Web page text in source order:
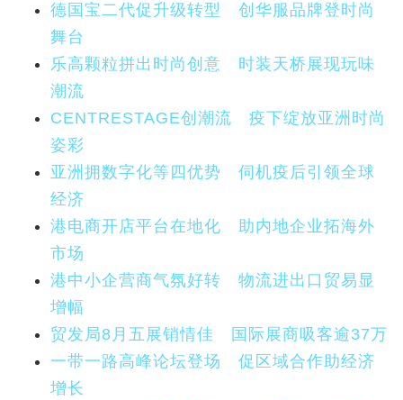
德国宝二代促升级转型 创华服品牌登时尚
舞台
乐高颗粒拼出时尚创意 时装天桥展现玩味
潮流
CENTRESTAGE创潮流 疫下绽放亚洲时尚
姿彩
亚洲拥数字化等四优势 伺机疫后引领全球
经济
港电商开店平台在地化 助内地企业拓海外
市场
港中小企营商气氛好转 物流进出口贸易显
增幅
贸发局8月五展销情佳 国际展商吸客逾37万
一带一路高峰论坛登场 促区域合作助经济
增长